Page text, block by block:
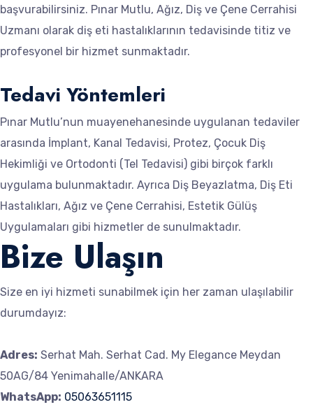
başvurabilirsiniz. Pınar Mutlu, Ağız, Diş ve Çene Cerrahisi
Uzmanı olarak diş eti hastalıklarının tedavisinde titiz ve
profesyonel bir hizmet sunmaktadır.
Tedavi Yöntemleri
Pınar Mutlu’nun muayenehanesinde uygulanan tedaviler
arasında İmplant, Kanal Tedavisi, Protez, Çocuk Diş
Hekimliği ve Ortodonti (Tel Tedavisi) gibi birçok farklı
uygulama bulunmaktadır. Ayrıca Diş Beyazlatma, Diş Eti
Hastalıkları, Ağız ve Çene Cerrahisi, Estetik Gülüş
Uygulamaları gibi hizmetler de sunulmaktadır.
Bize Ulaşın
Size en iyi hizmeti sunabilmek için her zaman ulaşılabilir
durumdayız:
Adres: Serhat Mah. Serhat Cad. My Elegance Meydan
50AG/84 Yenimahalle/ANKARA
WhatsApp: 05063651115